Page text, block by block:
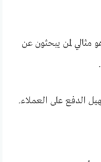
مثالي لمن يبحثون عن
الدفع على العملاء.